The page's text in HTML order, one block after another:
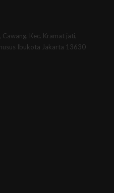
Kec. Kramat jati,
Ibukota Jakarta 13630